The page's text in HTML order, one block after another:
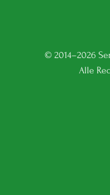
© 2014–2026
Alle